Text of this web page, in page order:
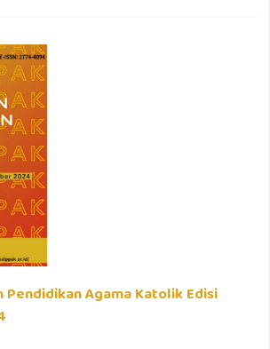
Agama Katolik Edisi